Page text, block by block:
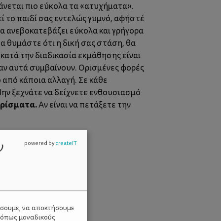
πιο εύκολα τα «ατυχήματα».
το παιδί σας εντελώς γυμνό, αφήστέ
εύκολα και γρήγορα
θυμάστε ότι η δική σας στάση, θα
την διαδικασία εκμάθησης είναι
αυτά συμβαίνουν. Ορισμένες φορές
από κάποια αλλαγή. Σε κάθε
ξεχνάτε να δείχνετε ενθουσιασμό
Αν είναι να πετάξετε την
να αποκτήσουμε
μοναδικούς
powered bycreateIT